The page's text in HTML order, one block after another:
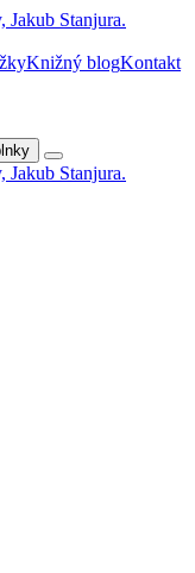
Knižný blogKontakt